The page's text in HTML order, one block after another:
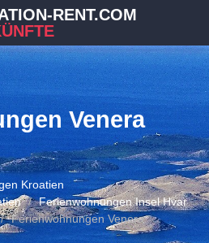
RENT.COM
Venera
Kroatien
Ferienwohnungen Insel Hvar
Ferienwohnungen Venera